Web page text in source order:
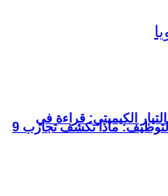
الكيميتي: قراءة في
تدريب الشباب الإفريقي على التوظيف: ماذا تكشف تجارب 9